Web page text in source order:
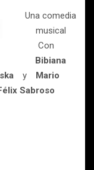
Una comedia
musical
Con
Bibiana
y Mario
Sabroso